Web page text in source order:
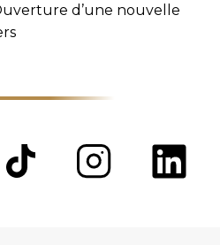
d’une nouvelle